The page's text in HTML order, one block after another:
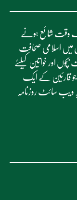
سے بیک وقت شائع ہونے
میں اسلامی صحافت
اور خواتین کیلئے
جو قارئین کے ایک
ویب سائٹ روزنامہ